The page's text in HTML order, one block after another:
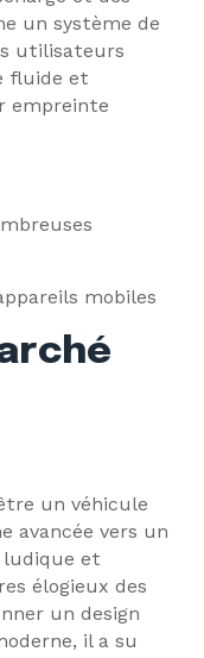
un système de
utilisateurs
fluide et
empreinte
mobiles
un véhicule
avancée vers un
ludique et
élogieux des
un design
il a su